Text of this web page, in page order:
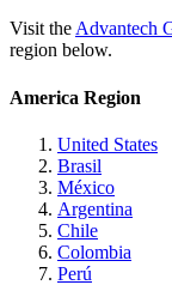
Visit the Advantech
region below.
America Region
United States
Brasil
México
Argentina
Chile
Colombia
Perú